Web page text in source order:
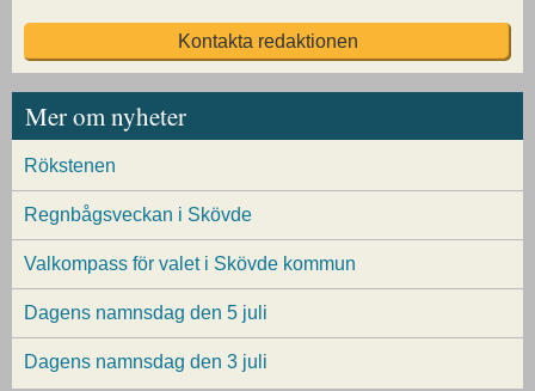
Kontakta redaktionen
Mer om nyheter
Rökstenen
Regnbågsveckan i Skövde
Valkompass för valet i Skövde kommun
Dagens namnsdag den 5 juli
Dagens namnsdag den 3 juli